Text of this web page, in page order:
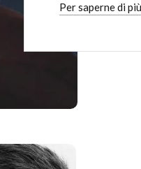
Per saperne di più